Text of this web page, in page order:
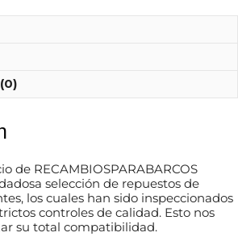
de RECAMBIOSPARABARCOS
selección de repuestos de
los cuales han sido inspeccionados
controles de calidad. Esto nos
su total compatibilidad.